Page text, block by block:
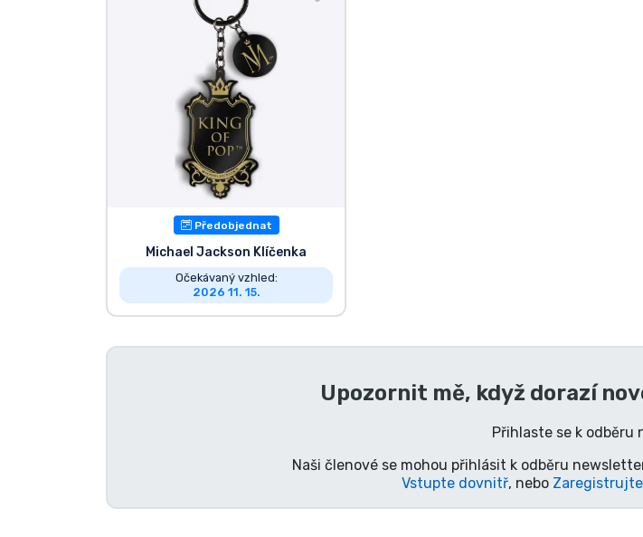
Předobjednat
Michael Jackson Klíčenka
Očekávaný vzhled:
2026 11. 15.
Upozornit mě, když dorazí
Přihlaste se k odběru
Naši členové se mohou přihlásit k odběru
Vstupte dovnitř, nebo